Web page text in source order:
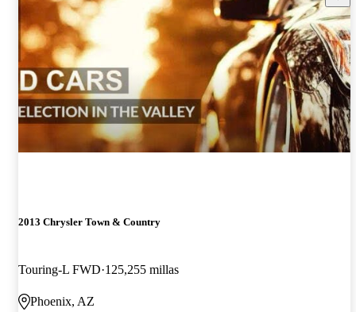
2013 Chrysler Town & Country
Touring-L FWD 125,255 millas
Phoenix, AZ